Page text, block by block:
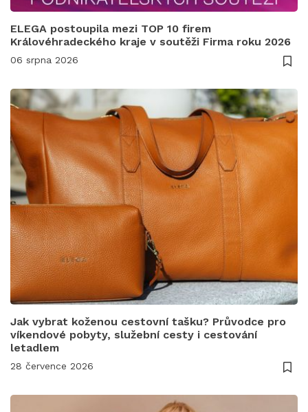
ELEGA postoupila mezi TOP 10 firem
Královéhradeckého kraje v soutěži Firma roku 2026
06 srpna 2026
Jak vybrat koženou cestovní tašku? Průvodce pro
víkendové pobyty, služební cesty i cestování
letadlem
28 července 2026